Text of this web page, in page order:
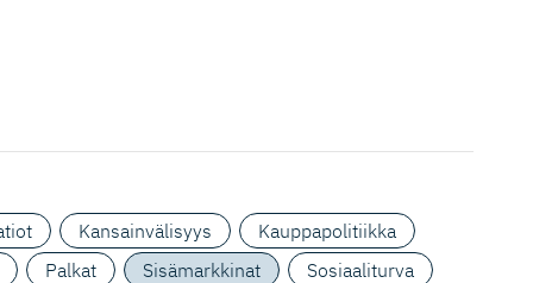
Kansainvälisyys
Kauppapolitiikka
Palkat Sisämarkkinat
Sosiaaliturva